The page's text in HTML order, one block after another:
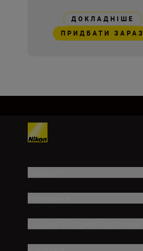
ДОКЛАДНІШЕ
ПРИДБАТИ ЗАРАЗ